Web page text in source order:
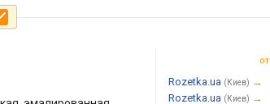
от
Rozetka.ua (Киев) →
Rozetka.ua (Киев) →